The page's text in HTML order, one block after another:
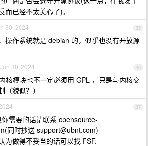
而已经不太关心了)。
35
30, 2024
操作系统就是 debian 的，似乎也没有开放源
36
Jun 30, 2024
核模块也不一定必须用 GPL ，只是与内核交
（貌似？）
37
你需要的话请联系 opensource-
(同时抄送 support@ubnt.com)
为做得不妥当的话可以找 FSF.